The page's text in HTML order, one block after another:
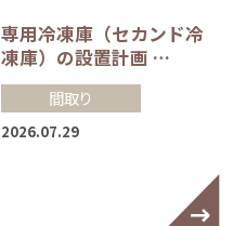
専用冷凍庫（セカンド冷
凍庫）の設置計画 …
間取り
2026.07.29